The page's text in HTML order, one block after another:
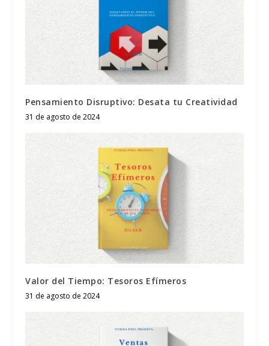
Pensamiento Disruptivo: Desata tu Creatividad
31 de agosto de 2024
Valor del Tiempo: Tesoros Efímeros
31 de agosto de 2024